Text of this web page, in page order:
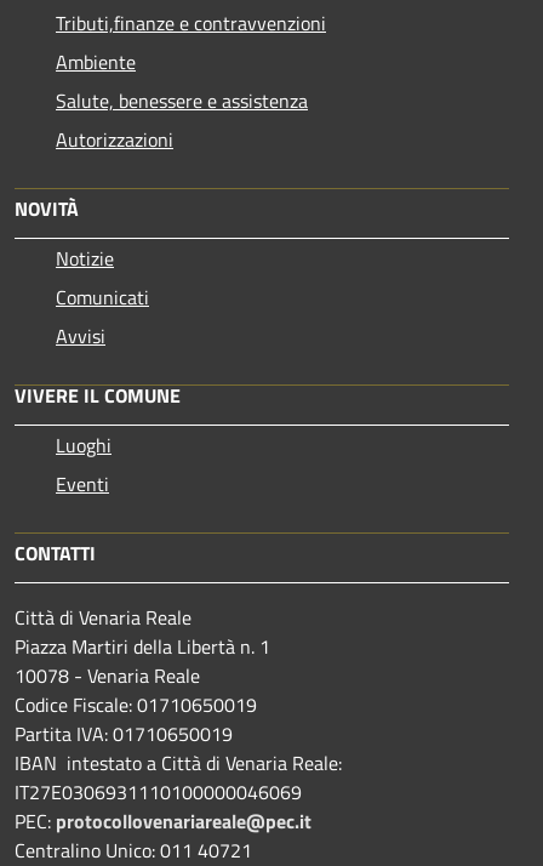
Tributi,finanze e contravvenzioni
Ambiente
Salute, benessere e assistenza
Autorizzazioni
NOVITÀ
Notizie
Comunicati
Avvisi
VIVERE IL COMUNE
Luoghi
Eventi
CONTATTI
Città di Venaria Reale
Piazza Martiri della Libertà n. 1
10078 - Venaria Reale
Codice Fiscale: 01710650019
Partita IVA: 01710650019
IBAN intestato a Città di Venaria Reale:
IT27E0306931110100000046069
PEC: protocollovenariareale@pec.it
Centralino Unico: 011 40721